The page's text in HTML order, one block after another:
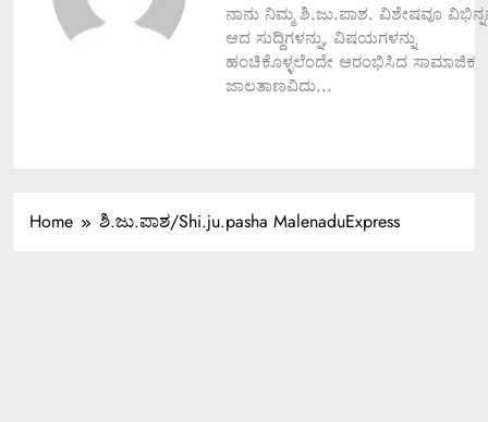
ನಾನು ನಿಮ್ಮ ಶಿ.ಜು.ಪಾಶ. ವಿಶೇಷವೂ
ಆದ ಸುದ್ದಿಗಳನ್ನು, ವಿಷಯಗಳನ್ನು
ಹಂಚಿಕೊಳ್ಳಲೆಂದೇ ಆರಂಭಿಸಿದ ಸಾಮಾಜಿಕ
ಜಾಲತಾಣವಿದು...
Home ಶಿ.ಜು.ಪಾಶ/Shi.ju.pasha MalenaduExpress